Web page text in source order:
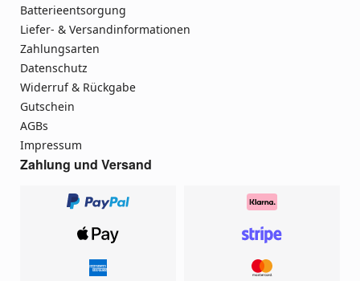
Batterieentsorgung
Liefer- & Versandinformationen
Zahlungsarten
Datenschutz
Widerruf & Rückgabe
Gutschein
AGBs
Impressum
Zahlung und Versand